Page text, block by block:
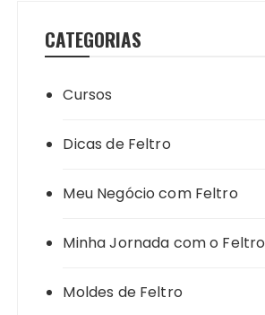
CATEGORIAS
Cursos
Dicas de Feltro
Meu Negócio com Feltro
Minha Jornada com o Feltro
Moldes de Feltro